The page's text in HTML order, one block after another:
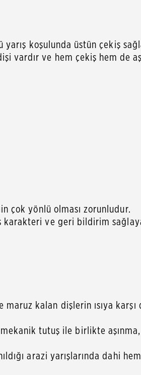
koşulunda üstün çekiş
ve hem çekiş hem de
çok yönlü olması zorunludur.
karakteri ve geri bildirim
maruz kalan dişlerin ısıya
tutuş ile birlikte aşınma,
arazi yarışlarında dahi